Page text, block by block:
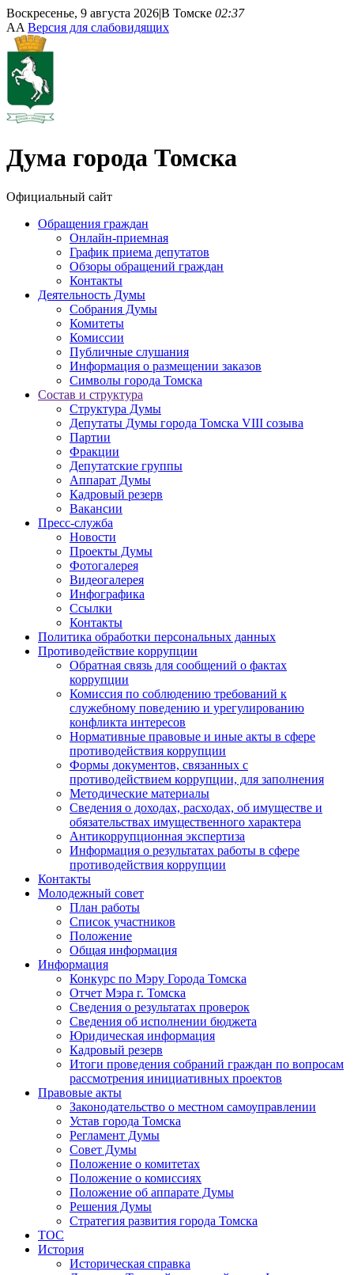
Воскресенье, 9 августа 2026|В Томске 02:37
AA Версия для слабовидящих
Дума города Томска
Официальный сайт
Обращения граждан
Онлайн-приемная
График приема депутатов
Обзоры обращений граждан
Контакты
Деятельность Думы
Собрания Думы
Комитеты
Комиссии
Публичные слушания
Информация о размещении заказов
Символы города Томска
Состав и структура
Структура Думы
Депутаты Думы города Томска VIII созыва
Партии
Фракции
Депутатские группы
Аппарат Думы
Кадровый резерв
Вакансии
Пресс-служба
Новости
Проекты Думы
Фотогалерея
Видеогалерея
Инфографика
Ссылки
Контакты
Политика обработки персональных данных
Прoтивoдeйствие кoрpупции
Обратная связь для сообщений о фактах
коррупции
Комиссия по соблюдению требований к
служебному поведению и урегулированию
конфликта интересов
Нормативные правовые и иные акты в сфере
противодействия коррупции
Формы документов, связанных с
противодействием коррупции, для заполнения
Методические материалы
Сведения о доходах, расходах, об имуществе и
обязательствах имущественного характера
Антикоррупционная экспертиза
Информация о результатах работы в сфере
противодействия коррупции
Контакты
Молодежный совет
План работы
Список участников
Положение
Общая информация
Информация
Конкурс по Мэру Города Томска
Отчет Мэра г. Томска
Сведения о результатах проверок
Сведения об исполнении бюджета
Юридическая информация
Кадровый резерв
Итоги проведения собраний граждан по вопросам
рассмотрения инициативных проектов
Правовые акты
Законодательство о местном самоуправлении
Устав города Томска
Регламент Думы
Совет Думы
Положение о комитетах
Положение о комиссиях
Положение об аппарате Думы
Решения Думы
Стратегия развития города Томска
ТОС
История
Историческая справка